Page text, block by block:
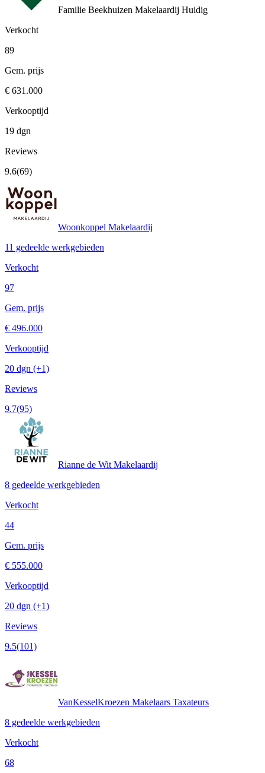
Familie Beekhuizen Makelaardij Huidig
Verkocht
89
Gem. prijs
€ 631.000
Verkooptijd
19 dgn
Reviews
9.6(69)
Woonkoppel Makelaardij
11 gedeelde werkgebieden
Verkocht
97
Gem. prijs
€ 496.000
Verkooptijd
20 dgn (+1)
Reviews
9.7(95)
Rianne de Wit Makelaardij
8 gedeelde werkgebieden
Verkocht
44
Gem. prijs
€ 555.000
Verkooptijd
20 dgn (+1)
Reviews
9.5(101)
VanKesselKroezen Makelaars Taxateurs
8 gedeelde werkgebieden
Verkocht
68